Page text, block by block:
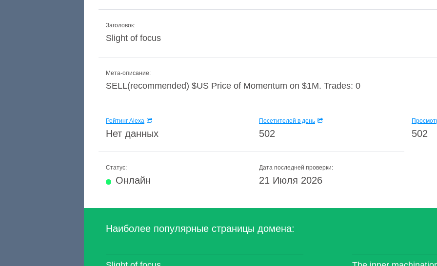
Заголовок:
Slight of focus
Мета-описание:
SELL(recommended) $US Price of Momentum on $1M. Trades: 0
Рейтинг Alexa
Нет данных
Посетителей в день
502 502
Статус:
Онлайн
Дата последней проверки:
21 Июля 2026
Наиболее популярные страницы домена: